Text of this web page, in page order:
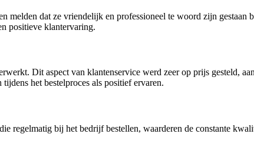
melden dat ze vriendelijk en professioneel te woord zijn gestaan
positieve klantervaring.
Dit aspect van klantenservice werd zeer op prijs gesteld,
het bestelproces als positief ervaren.
regelmatig bij het bedrijf bestellen, waarderen de constante